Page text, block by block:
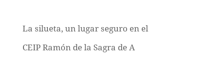
La silueta, un lugar seguro en el
CEIP Ramón de la Sagra de A